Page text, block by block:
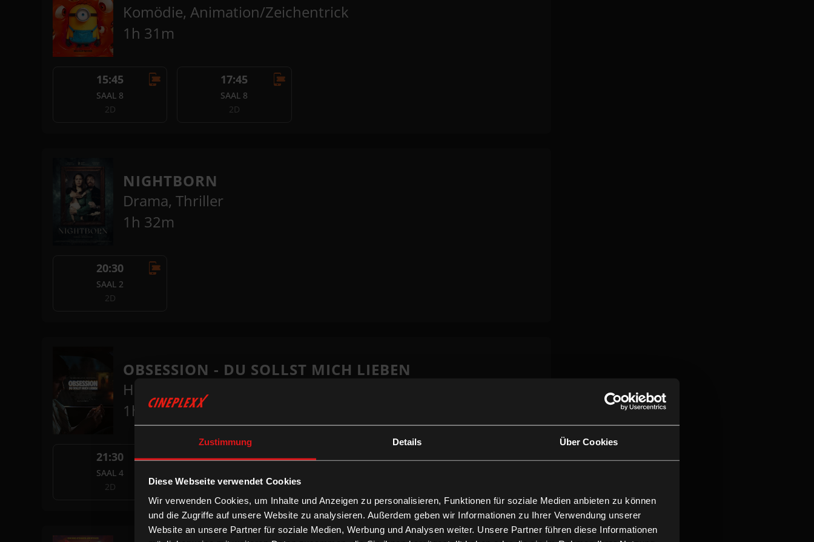
Zustimmung Details Über Cookies
Diese Webseite verwendet Cookies
Wir verwenden Cookies, um Inhalte und Anzeigen zu personalisieren, Funktionen für soziale Medien anbieten zu können
und die Zugriffe auf unsere Website zu analysieren. Außerdem geben wir Informationen zu Ihrer Verwendung unserer
Website an unsere Partner für soziale Medien, Werbung und Analysen weiter. Unsere Partner führen diese Informationen
Komödie, Animation/Zeichentrick
1h 31m
15:45
SAAL 8
2D
17:45
SAAL 8
2D
NIGHTBORN
Drama, Thriller
1h 32m
20:30
SAAL 2
2D
OBSESSION - DU SOLLST MICH LIEBEN
Horror
1h 50m
21:30
SAAL 4
2D